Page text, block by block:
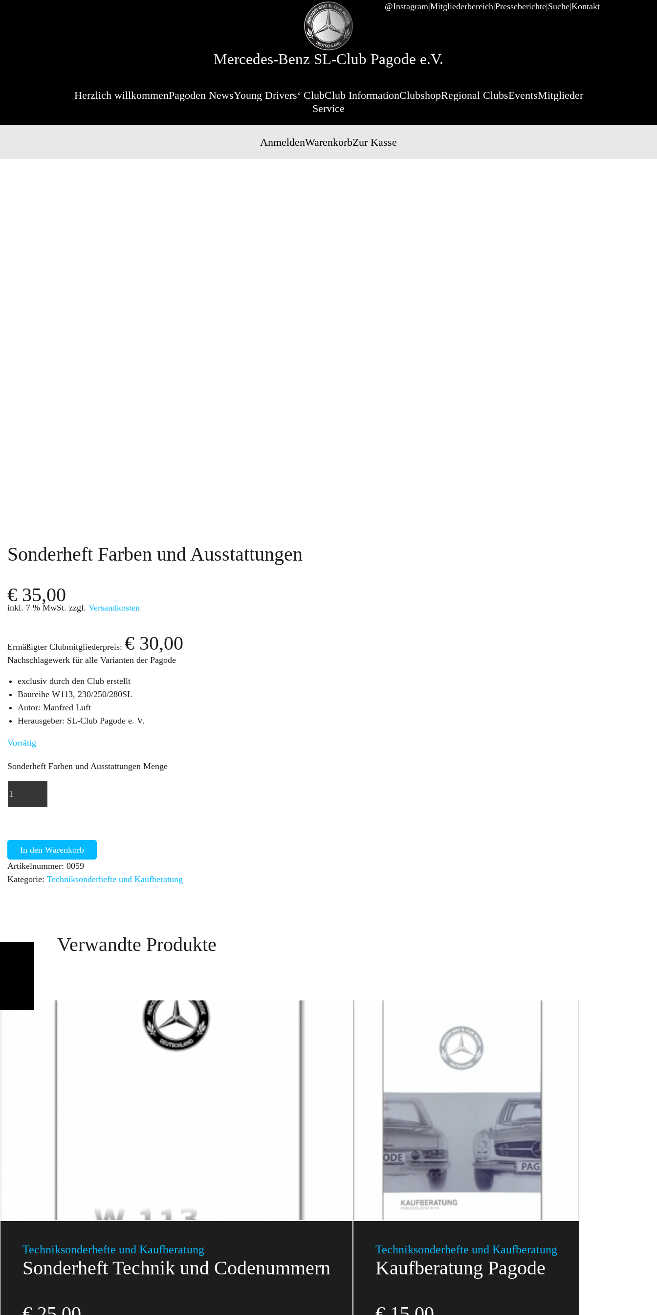
@Instagram Mitgliederbereich Presseberichte Suche Kontakt
Mercedes-Benz SL-Club Pagode e.V.
Herzlich willkommenPagoden NewsYoung Drivers‘ ClubClub InformationClubshopRegional ClubsEventsMitglieder
Service
AnmeldenWarenkorbZur Kasse
Sonderheft Farben und Ausstattungen
€ 35,00
inkl. 7 % MwSt. zzgl. Versandkosten
Ermäßigter Clubmitgliederpreis: € 30,00
Nachschlagewerk für alle Varianten der Pagode
exclusiv durch den Club erstellt
Baureihe W113, 230/250/280SL
Autor: Manfred Luft
Herausgeber: SL-Club Pagode e. V.
Vorrätig
Sonderheft Farben und Ausstattungen Menge
In den Warenkorb
Artikelnummer: 0059
Kategorie: Technik­sonderhefte und Kaufberatung
Verwandte Produkte
Technik­sonderhefte und Kaufberatung
Sonderheft Technik und Codenummern
Technik­sonderhefte und Kaufberatung
Kaufberatung Pagode